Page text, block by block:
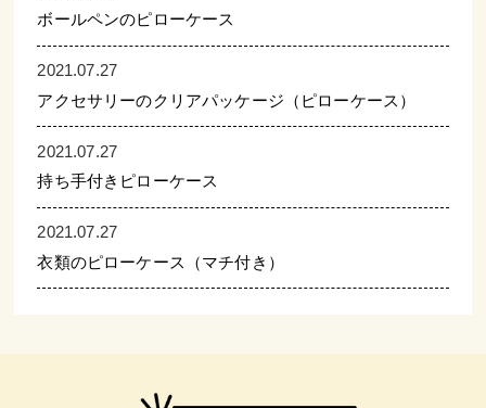
ボールペンのピローケース
2021.07.27
アクセサリーのクリアパッケージ（ピローケース）
2021.07.27
持ち手付きピローケース
2021.07.27
衣類のピローケース（マチ付き）